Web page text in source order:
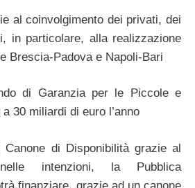
al coinvolgimento dei privati, dei
in particolare, alla realizzazione
Brescia-Padova e Napoli-Bari
di Garanzia per le Piccole e
30 miliardi di euro l’anno
Canone di Disponibilità grazie al
intenzioni, la Pubblica
finanziare, grazie ad un canone